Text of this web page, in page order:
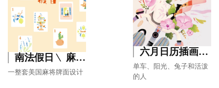
南法假日﹨ 麻将牌面插画设计· Slow Leisure
一整套美国麻将牌面设计
六月日历插画· Season Pace
单车、阳光、兔子和活泼
的人